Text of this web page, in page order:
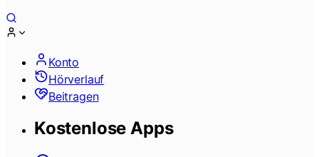
Konto
Hörverlauf
Beitragen
Kostenlose Apps